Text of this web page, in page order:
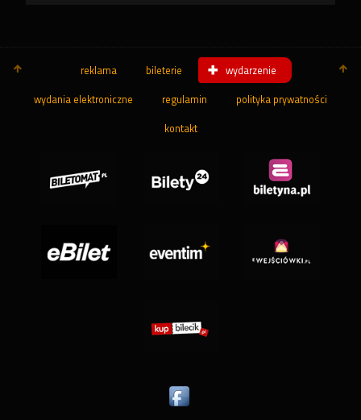
reklama bileterie wydarzenie
wydania elektroniczne regulamin polityka prywatności
kontakt